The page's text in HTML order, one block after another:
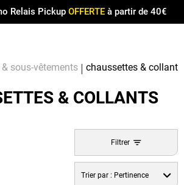
Relais Pickup OFFERTEà partir de 40€
sous-vêtements chaussettes & collants
& COLLANTS
Filtrer
Trier par : Pertinence